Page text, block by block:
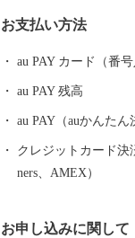
樹立し、日本人で初め
品の開発で活気に満ち溢れてい
を通して玉名の魅力に
運んでみてください。 【重要：受領書およびワンスト
名市からのご案内」か
お支払い方法
au PAY カード（番号
au PAY 残高
au PAY（auかんた
クレジットカード決
ners、AMEX）
お申し込みに関して